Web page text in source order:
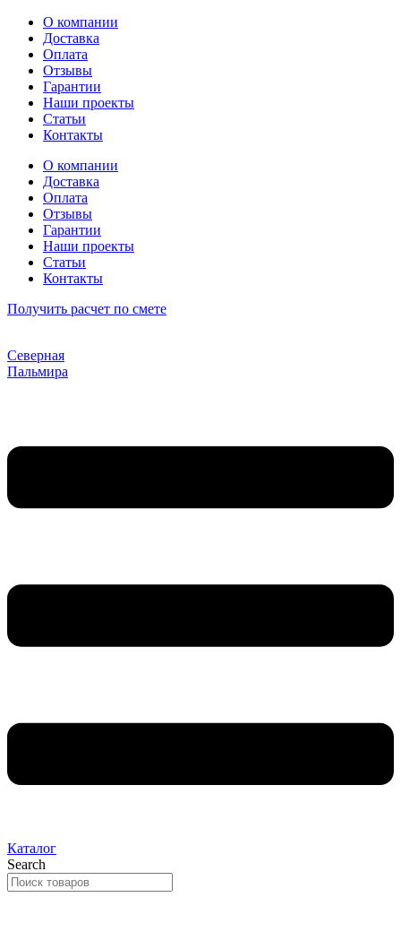
Перейти
содержимому
О компании
Доставка
Оплата
Отзывы
Гарантии
Наши проекты
Статьи
Контакты
О компании
Доставка
Оплата
Отзывы
Гарантии
Наши проекты
Статьи
Контакты
Получить расчет по смете
Северная
Пальмира
Каталог
Search